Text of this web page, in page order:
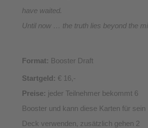
have waited.
Until now … the truth lies beyond the
Format: Booster Draft
Startgeld: € 16,-
Preise: jeder Teilnehmer bekommt 6
Booster und kann diese Karten für sein
Deck verwenden, zusätzlich gehen 2